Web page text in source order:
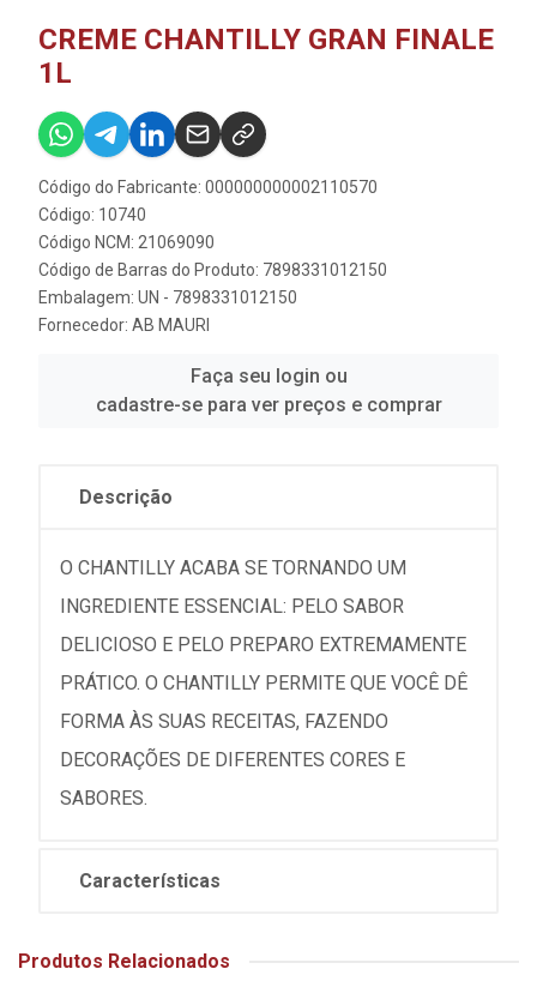
CREME CHANTILLY GRAN FINALE
1L
Código do Fabricante: 000000000002110570
Código: 10740
Código NCM: 21069090
Código de Barras do Produto: 7898331012150
Embalagem: UN - 7898331012150
Fornecedor: AB MAURI
Faça seu login ou
cadastre-se para ver preços e comprar
Descrição
O CHANTILLY ACABA SE TORNANDO UM
INGREDIENTE ESSENCIAL: PELO SABOR
DELICIOSO E PELO PREPARO EXTREMAMENTE
PRÁTICO. O CHANTILLY PERMITE QUE VOCÊ DÊ
FORMA ÀS SUAS RECEITAS, FAZENDO
DECORAÇÕES DE DIFERENTES CORES E
SABORES.
Características
Produtos Relacionados